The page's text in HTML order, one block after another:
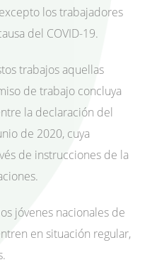
los trabajadores
del COVID-19.
trabajos aquellas
de trabajo concluya
la declaración del
de 2020, cuya
de instrucciones de la
jóvenes nacionales de
en situación regular,